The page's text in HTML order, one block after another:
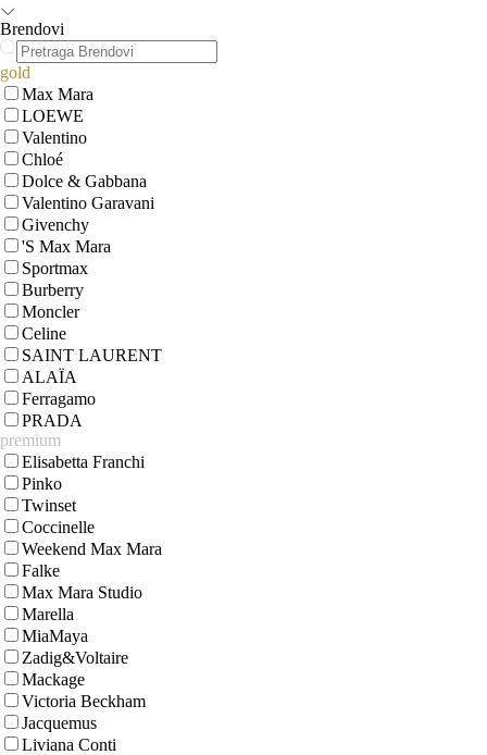
Brendovi
gold
Max Mara
LOEWE
Valentino
Chloé
Dolce & Gabbana
Valentino Garavani
Givenchy
'S Max Mara
Sportmax
Burberry
Moncler
Celine
SAINT LAURENT
ALAÏA
Ferragamo
PRADA
premium
Elisabetta Franchi
Pinko
Twinset
Coccinelle
Weekend Max Mara
Falke
Max Mara Studio
Marella
MiaMaya
Zadig&Voltaire
Mackage
Victoria Beckham
Jacquemus
Liviana Conti